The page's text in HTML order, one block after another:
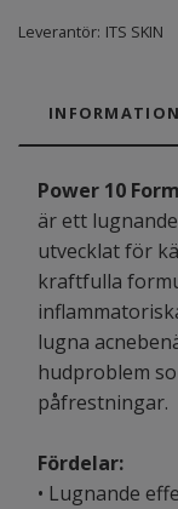
Leverantör: ITS SKIN
INFORMATION
Power 10
är ett
utvecklat för
kraftfulla
lugna
hudproblem
påfrestningar.
Fördelar:
• Lugnande